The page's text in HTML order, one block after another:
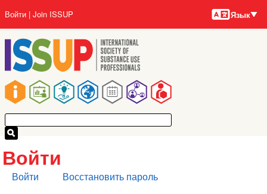
основному
содержанию
Main
navigation
User
account
menu
Войти Join ISSUP Языки
Язык
Войти
Главные
Войти Восстановить пароль